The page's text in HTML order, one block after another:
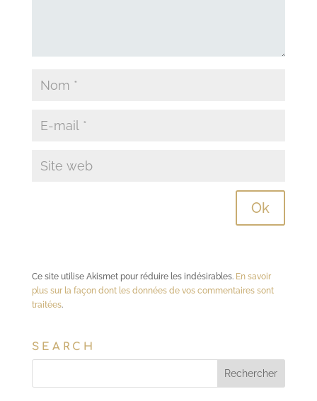
Ce site utilise Akismet pour réduire les indésirables. En savoir
plus sur la façon dont les données de vos commentaires sont
traitées.
SEARCH